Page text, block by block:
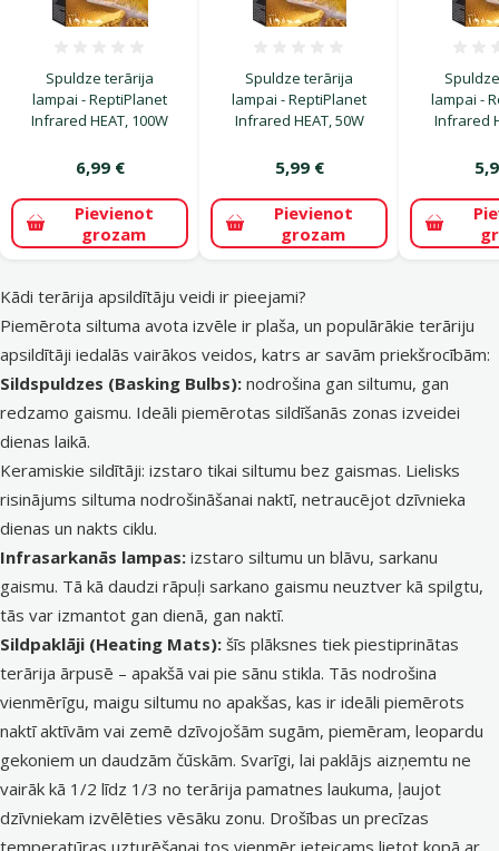
Spuldze terārija
lampai - ReptiPlanet
Infrared HEAT, 100W
6,99 €
Pievienot
grozam
Spuldze terārija
lampai - ReptiPlanet
Infrared HEAT, 50W
5,99 €
Pievienot
grozam
lampai -
Infrared
Kādi terārija apsildītāju veidi ir pieejami?
Piemērota siltuma avota izvēle ir plaša, un populārākie terāriju
apsildītāji iedalās vairākos veidos, katrs ar savām priekšrocībām:
Sildspuldzes (Basking Bulbs): nodrošina gan siltumu, gan
redzamo gaismu. Ideāli piemērotas sildīšanās zonas izveidei
dienas laikā.
Keramiskie sildītāji: izstaro tikai siltumu bez gaismas. Lielisks
risinājums siltuma nodrošināšanai naktī, netraucējot dzīvnieka
dienas un nakts ciklu.
Infrasarkanās lampas: izstaro siltumu un blāvu, sarkanu
gaismu. Tā kā daudzi rāpuļi sarkano gaismu neuztver kā spilgtu,
tās var izmantot gan dienā, gan naktī.
Sildpaklāji (Heating Mats): šīs plāksnes tiek piestiprinātas
terārija ārpusē – apakšā vai pie sānu stikla. Tās nodrošina
vienmērīgu, maigu siltumu no apakšas, kas ir ideāli piemērots
naktī aktīvām vai zemē dzīvojošām sugām, piemēram, leopardu
gekoniem un daudzām čūskām. Svarīgi, lai paklājs aizņemtu ne
vairāk kā 1/2 līdz 1/3 no terārija pamatnes laukuma, ļaujot
dzīvniekam izvēlēties vēsāku zonu. Drošības un precīzas